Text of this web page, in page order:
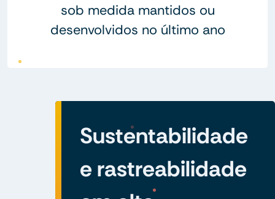
sob medida mantidos ou
desenvolvidos no último ano
Sustentabilidade
e rastreabilidade